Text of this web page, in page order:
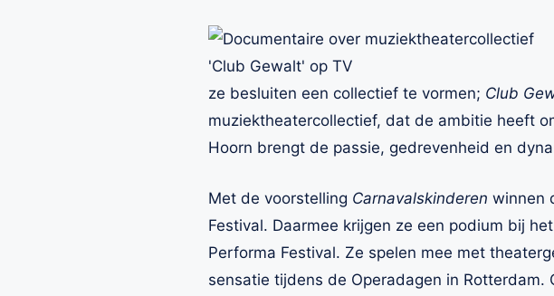
ze besluiten een collectief te vormen; Club
muziektheatercollectief, dat de ambitie heeft
Hoorn brengt de passie, gedrevenheid en
Met de voorstelling Carnavalskinderen winnen
Festival. Daarmee krijgen ze een podium bij
Performa Festival. Ze spelen mee met
sensatie tijdens de Operadagen in Rotterdam.